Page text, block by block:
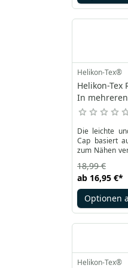
Helikon-Tex®
Helikon-Tex
In
Die leichte
Cap basiert
zum Nähen
und hinteren
Velours-
vorgesehen ist.
ab 16,95 €*
18,99 €
Optionen
Helikon-Tex®